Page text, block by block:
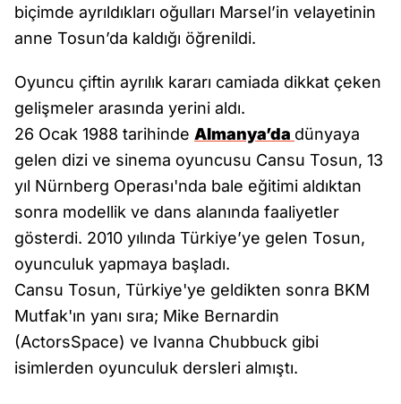
biçimde ayrıldıkları oğulları Marsel’in velayetinin
anne Tosun’da kaldığı öğrenildi.
Oyuncu çiftin ayrılık kararı camiada dikkat çeken
gelişmeler arasında yerini aldı.
26 Ocak 1988 tarihinde Almanya’da dünyaya
gelen dizi ve sinema oyuncusu Cansu Tosun, 13
yıl Nürnberg Operası'nda bale eğitimi aldıktan
sonra modellik ve dans alanında faaliyetler
gösterdi. 2010 yılında Türkiye’ye gelen Tosun,
oyunculuk yapmaya başladı.
Cansu Tosun, Türkiye'ye geldikten sonra BKM
Mutfak'ın yanı sıra; Mike Bernardin
(ActorsSpace) ve Ivanna Chubbuck gibi
isimlerden oyunculuk dersleri almıştı.